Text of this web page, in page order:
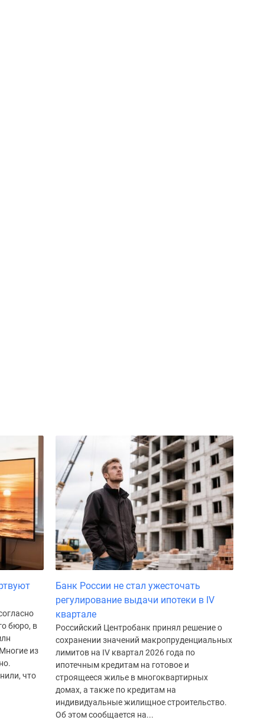
бюро, в
из
что
Банк России не стал ужесточать
регулирование выдачи ипотеки в IV
квартале
Российский Центробанк принял решение о
сохранении значений макропруденциальных
лимитов на IV квартал 2026 года по
ипотечным кредитам на готовое и
строящееся жилье в многоквартирных
домах, а также по кредитам на
индивидуальные жилищное строительство.
Об этом сообщается на...